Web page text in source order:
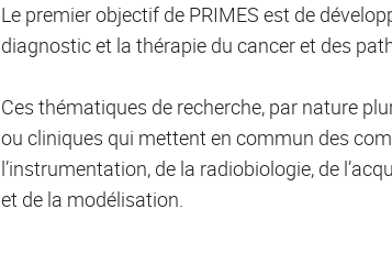
Le premier objectif de PRIMES est de
diagnostic et la thérapie du cancer et des
Ces thématiques de recherche, par nature
ou cliniques qui mettent en commun des
l’instrumentation, de la radiobiologie, de
et de la modélisation.